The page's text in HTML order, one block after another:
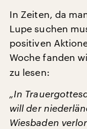
In Zeiten, da
Lupe suchen
positiven
Woche fanden
zu lesen:
„In
will der
Wiesbaden